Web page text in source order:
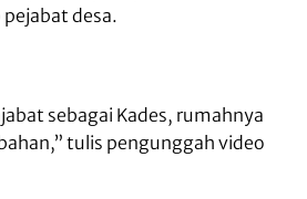
desa.
sebagai Kades, rumahnya
tulis pengunggah video